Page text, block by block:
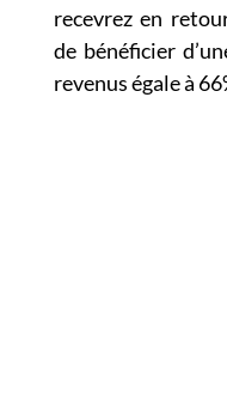
recevrez en
de bénéficier
revenus égale à